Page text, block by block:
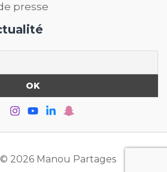
presse
2026 Manou Partages